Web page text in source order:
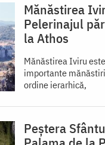
Mănăstirea
Pelerinajul
la Athos
Mănăstirea Iviru
importante
ordine ierarhică,
Peștera